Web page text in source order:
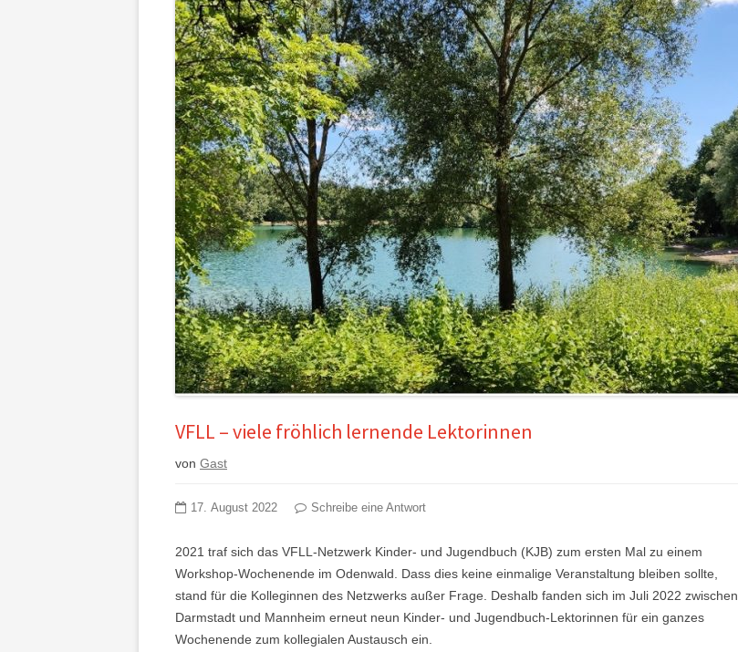
VFLL – viele fröhlich lernende Lektorinnen
von Gast
17. August 2022 Schreibe eine Antwort
2021 traf sich das VFLL-Netzwerk Kinder- und Jugendbuch (KJB) zum ersten Mal zu einem
Workshop-Wochenende im Odenwald. Dass dies keine einmalige Veranstaltung bleiben sollte,
stand für die Kolleginnen des Netzwerks außer Frage. Deshalb fanden sich im Juli 2022 zwischen
Darmstadt und Mannheim erneut neun Kinder- und Jugendbuch-Lektorinnen für ein ganzes
Wochenende zum kollegialen Austausch ein.